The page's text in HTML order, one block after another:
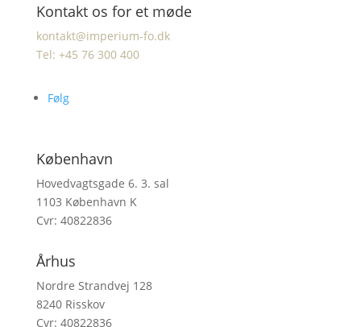
Kontakt os for et møde
kontakt@imperium-fo.dk
Tel: +45 76 300 400
Følg
København
Hovedvagtsgade 6. 3. sal
1103 København K
Cvr: 40822836
Århus
Nordre Strandvej 128
8240 Risskov
Cvr: 40822836